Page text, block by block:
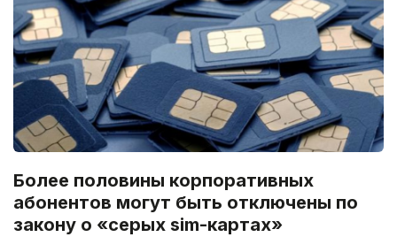
Более половины корпоративных
абонентов могут быть отключены по
закону о «серых sim-картах»